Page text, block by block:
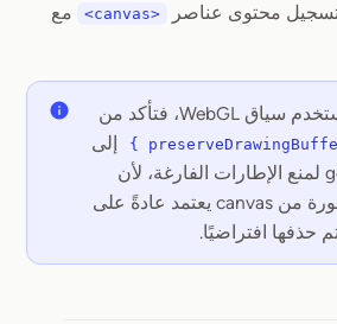
<canvas>
مع
ملاحظة: إذا كنت تستخدم سياق WebGL، فتأكد من
{
إلى
خيارات .getContext لمنع الإطارات الفارغة، لأن
استخراج بيانات الصورة من canvas يعتمد عادةً على
حذفها افتراضيًا.